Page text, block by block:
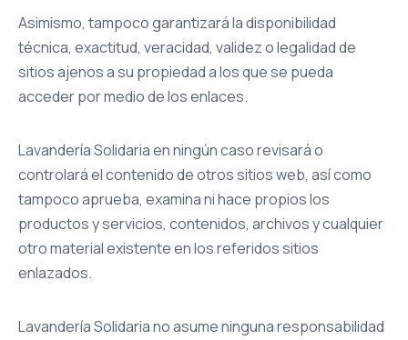
Asimismo, tampoco garantizará la disponibilidad
técnica, exactitud, veracidad, validez o legalidad de
sitios ajenos a su propiedad a los que se pueda
acceder por medio de los enlaces.
Lavandería Solidaria en ningún caso revisará o
controlará el contenido de otros sitios web, así como
tampoco aprueba, examina ni hace propios los
productos y servicios, contenidos, archivos y cualquier
otro material existente en los referidos sitios
enlazados.
Lavandería Solidaria no asume ninguna responsabilidad